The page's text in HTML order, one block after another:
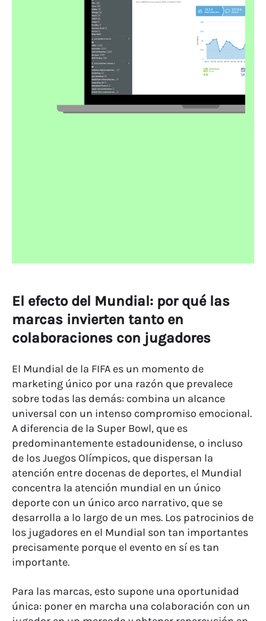
El efecto del Mundial: por qué las
marcas invierten tanto en
colaboraciones con jugadores
El Mundial de la FIFA es un momento de
marketing único por una razón que prevalece
sobre todas las demás: combina un alcance
universal con un intenso compromiso emocional.
A diferencia de la Super Bowl, que es
predominantemente estadounidense, o incluso
de los Juegos Olímpicos, que dispersan la
atención entre docenas de deportes, el Mundial
concentra la atención mundial en un único
deporte con un único arco narrativo, que se
desarrolla a lo largo de un mes. Los patrocinios de
los jugadores en el Mundial son tan importantes
precisamente porque el evento en sí es tan
importante.
Para las marcas, esto supone una oportunidad
única: poner en marcha una colaboración con un